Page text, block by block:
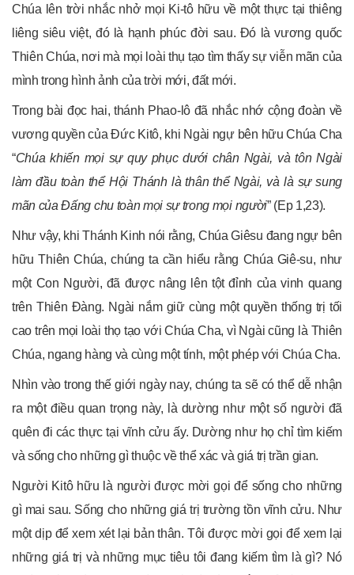
Chúa lên trời nhắc nhở mọi Ki-tô hữu về một thực tại thiêng
liêng siêu việt, đó là hạnh phúc đời sau. Đó là vương quốc
Thiên Chúa, nơi mà mọi loài thụ tạo tìm thấy sự viễn mãn của
mình trong hình ảnh của trời mới, đất mới.
Trong bài đọc hai, thánh Phao-lô đã nhắc nhớ cộng đoàn về
vương quyền của Đức Kitô, khi Ngài ngự bên hữu Chúa Cha
“Chúa khiến mọi sự quy phục dưới chân Ngài, và tôn Ngài
làm đầu toàn thể Hội Thánh là thân thể Ngài, và là sự sung
mãn của Đấng chu toàn mọi sự trong mọi người” (Ep 1,23).
Như vậy, khi Thánh Kinh nói rằng, Chúa Giêsu đang ngự bên
hữu Thiên Chúa, chúng ta cần hiểu rằng Chúa Giê-su, như
một Con Người, đã được nâng lên tột đỉnh của vinh quang
trên Thiên Đàng. Ngài nắm giữ cùng một quyền thống trị tối
cao trên mọi loài thọ tạo với Chúa Cha, vì Ngài cũng là Thiên
Chúa, ngang hàng và cùng một tính, một phép với Chúa Cha.
Nhìn vào trong thế giới ngày nay, chúng ta sẽ có thể dễ nhận
ra một điều quan trọng này, là dường như một số người đã
quên đi các thực tại vĩnh cửu ấy. Dường như họ chỉ tìm kiếm
và sống cho những gì thuộc về thể xác và giá trị trần gian.
Người Kitô hữu là người được mời gọi để sống cho những
gì mai sau. Sống cho những giá trị trường tồn vĩnh cửu. Như
một dịp để xem xét lại bản thân. Tôi được mời gọi để xem lại
những giá trị và những mục tiêu tôi đang kiếm tìm là gì? Nó